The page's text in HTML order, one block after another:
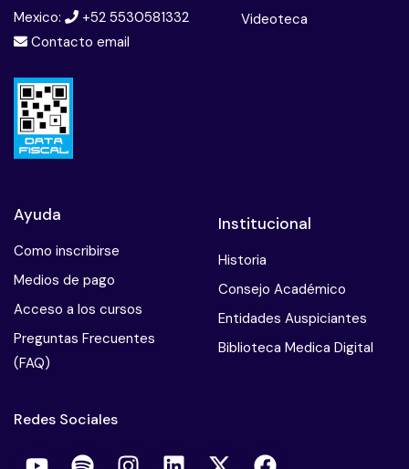
Mexico:
+52 5530581332
Contacto email
Videoteca
Ayuda
Como inscribirse
Medios de pago
Acceso a los cursos
Preguntas Frecuentes
(FAQ)
Institucional
Historia
Consejo Académico
Entidades Auspiciantes
Biblioteca Medica Digital
Redes Sociales